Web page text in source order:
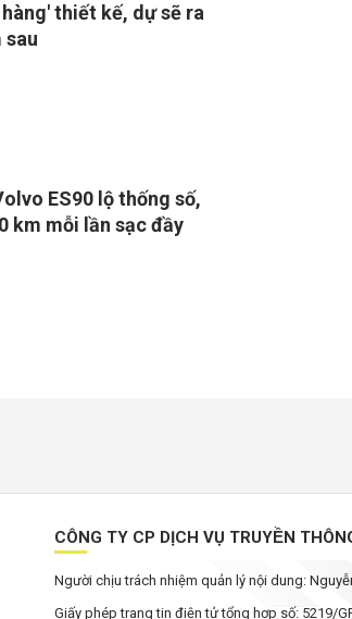
thiết kế, dự sẽ ra
sau
ES90 lộ thống số,
km mỗi lần sạc đầy
CÔNG TY CP DỊCH VỤ TRUYỀN
Người chịu trách nhiệm quản lý nội dung:
Giấy phép trang tin điện tử tổng hợp số: 5219/